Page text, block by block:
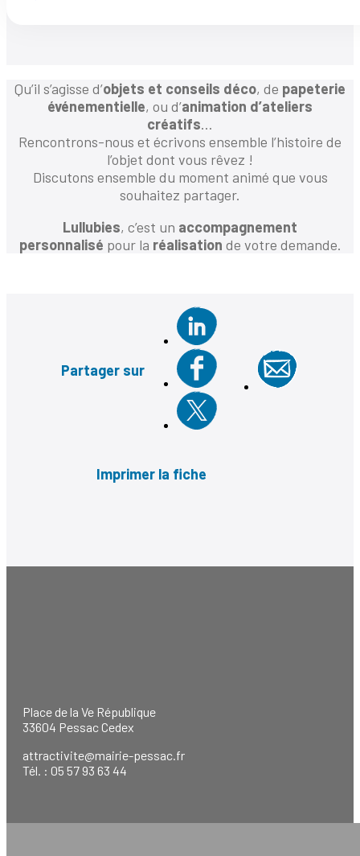
Qu’il s’agisse d’objets et conseils déco, de papeterie
événementielle, ou d’animation d’ateliers
créatifs…
Rencontrons-nous et écrivons ensemble l’histoire de
l’objet dont vous rêvez !
Discutons ensemble du moment animé que vous
souhaitez partager.
Lullubies, c’est un accompagnement
personnalisé pour la réalisation de votre demande.
Partager sur
Imprimer la fiche
Place de la Ve République
33604 Pessac Cedex
attractivite@mairie-pessac.fr
Tél. : 05 57 93 63 44